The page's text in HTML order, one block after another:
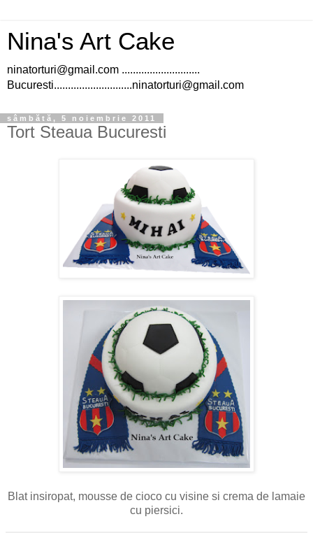
Nina's Art Cake
ninatorturi@gmail.com ............................
Bucuresti............................ninatorturi@gmail.com
sâmbătă, 5 noiembrie 2011
Tort Steaua Bucuresti
Blat insiropat, mousse de cioco cu visine si crema de lamaie
cu piersici.